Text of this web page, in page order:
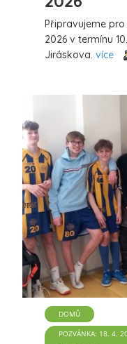
Připravujeme
2026 v termínu
Jiráskova. více
DOMŮ
POZVÁNKA: 18. 4.